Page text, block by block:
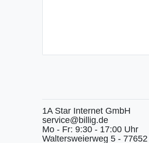
1A Star Internet GmbH
service@billig.de
Mo - Fr: 9:30 - 17:00 Uhr
Waltersweierweg 5 -